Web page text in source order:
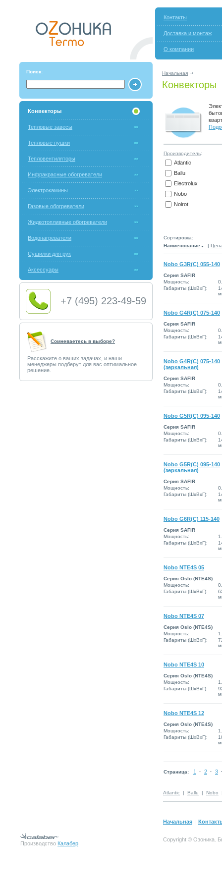
Контакты
Доставка и монтаж
О компании
Поиск: Начальная
Конвекторы
Конвекторы
Тепловые завесы
Тепловые пушки
Тепловентиляторы
Инфракрасные обогреватели
Электрокамины
Газовые обогреватели
Жидкотопливные обогреватели
Водонагреватели
Сушилки для рук
Аксессуары
+7 (495) 223-49-59
Сомневаетесь в выборе?
Расскажите о ваших задачах, и наши
менеджеры подберут для вас оптимальное
решение.
Производитель:
Atlantic
Ballu
Electrolux
Nobo
Noirot
Сортировка:
Наименование
|
Nobo G3R(C) 055-140
Серия SAFIR
Мощность:
Габариты (ШxВxГ):
Nobo G4R(C) 075-140
Серия SAFIR
Мощность:
Габариты (ШxВxГ):
Nobo G4R(C) 075-140
(зеркальная)
Серия SAFIR
Мощность:
Габариты (ШxВxГ):
Nobo G5R(C) 095-140
Серия SAFIR
Мощность:
Габариты (ШxВxГ):
Nobo G5R(C) 095-140
(зеркальная)
Серия SAFIR
Мощность:
Габариты (ШxВxГ):
Nobo G6R(C) 115-140
Серия SAFIR
Мощность:
Габариты (ШxВxГ):
Nobo NTE4S 05
Серия Oslo (NTE4S)
Мощность:
Габариты (ШxВxГ):
Nobo NTE4S 07
Серия Oslo (NTE4S)
Мощность:
Габариты (ШxВxГ):
Nobo NTE4S 10
Серия Oslo (NTE4S)
Мощность:
Габариты (ШxВxГ):
Nobo NTE4S 12
Серия Oslo (NTE4S)
Мощность:
Габариты (ШxВxГ):
Страница: 1 · 2 · 3
Atlantic | Ballu | Nobo
Начальная |
Производство Калабер
Copyright © Озоника.